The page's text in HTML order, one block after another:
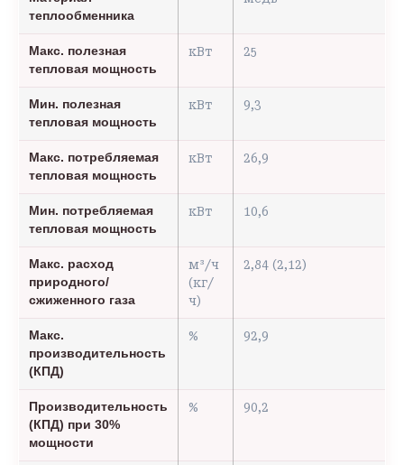
теплообменника
Макс. полезная
тепловая мощность
кВт 25
Мин. полезная
тепловая мощность
кВт 9,3
Макс. потребляемая
тепловая мощность
кВт 26,9
Мин. потребляемая
тепловая мощность
кВт 10,6
Макс. расход
природного/
сжиженного газа
м³/ч
(кг/
ч)
2,84 (2,12)
Макс.
производительность
(КПД)
% 92,9
Производительность
(КПД) при 30%
мощности
% 90,2